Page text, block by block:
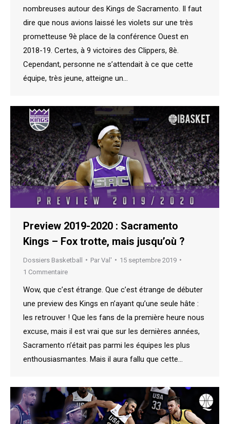
nombreuses autour des Kings de Sacramento. Il faut
dire que nous avions laissé les violets sur une très
prometteuse 9è place de la conférence Ouest en
2018-19. Certes, à 9 victoires des Clippers, 8è.
Cependant, personne ne s’attendait à ce que cette
équipe, très jeune, atteigne un…
Preview 2019-2020 : Sacramento
Kings – Fox trotte, mais jusqu’où ?
Dossiers Basketball Par Val'
15 septembre 2019
1 Commentaire
Wow, que c’est étrange. Que c’est étrange de débuter
une preview des Kings en n’ayant qu’une seule hâte :
les retrouver ! Que les fans de la première heure nous
excuse, mais il est vrai que sur les dernières années,
Sacramento n’était pas parmi les équipes les plus
enthousiasmantes. Mais il aura fallu que cette…